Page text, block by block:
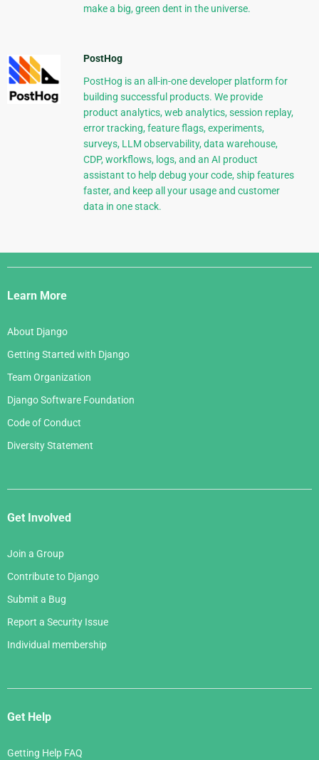
make a big, green dent in the universe.
PostHog
PostHog is an all-in-one developer platform for
building successful products. We provide
product analytics, web analytics, session replay,
error tracking, feature flags, experiments,
surveys, LLM observability, data warehouse,
CDP, workflows, logs, and an AI product
assistant to help debug your code, ship features
faster, and keep all your usage and customer
data in one stack.
Django
Links
Learn More
About Django
Getting Started with Django
Team Organization
Django Software Foundation
Code of Conduct
Diversity Statement
Get Involved
Join a Group
Contribute to Django
Submit a Bug
Report a Security Issue
Individual membership
Get Help
Getting Help FAQ